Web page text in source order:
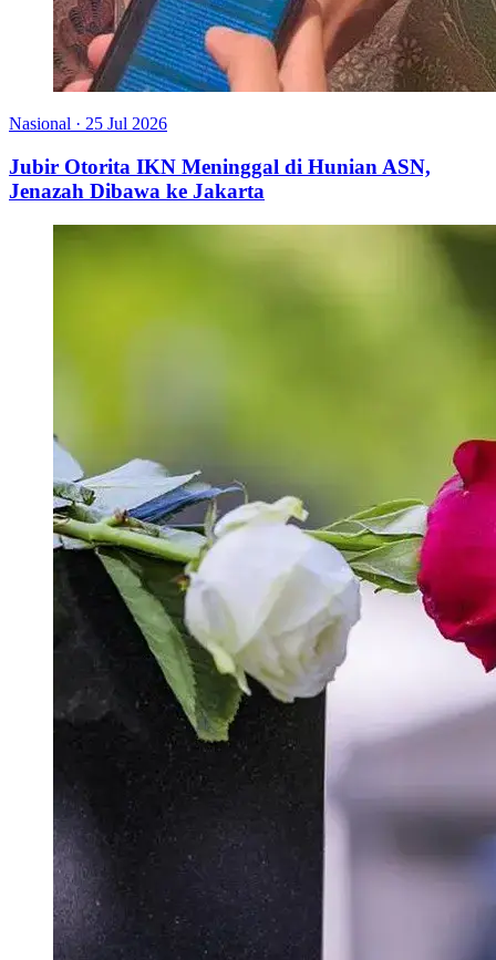
Nasional · 25 Jul 2026
Jubir Otorita IKN Meninggal di Hunian ASN,
Jenazah Dibawa ke Jakarta